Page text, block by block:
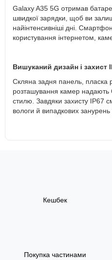
Galaxy A35 5G отримав
швидкої зарядки, щоб ви
найінтенсивніші дні.
користування інтернетом,
Вишуканий дизайн і захист
Скляна задня панель, пласка
розташування камер надають
стилю. Завдяки захисту IP67
вологи й випадкових занурень
Кешбек
Покупка частинами